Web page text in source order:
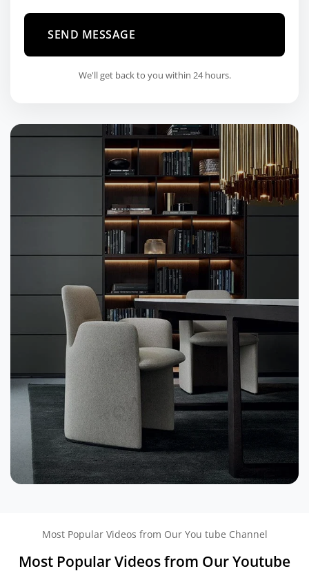
SEND MESSAGE
We'll get back to you within 24 hours.
Most Popular Videos from Our You tube Channel
Most Popular Videos from Our Youtube